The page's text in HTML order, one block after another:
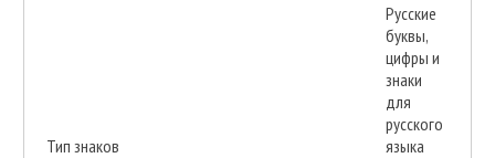
Тип знаков
Русские
буквы,
цифры и
знаки
для
русского
языка